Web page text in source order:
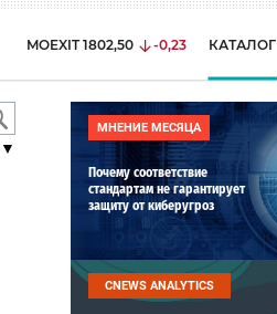
MOEXIT 1802,50 -0,23 КАТАЛОГ
МНЕНИЕ МЕСЯЦА
Почему соответствие
стандартам не гарантирует
защиту от киберугроз
CNEWS ANALYTICS